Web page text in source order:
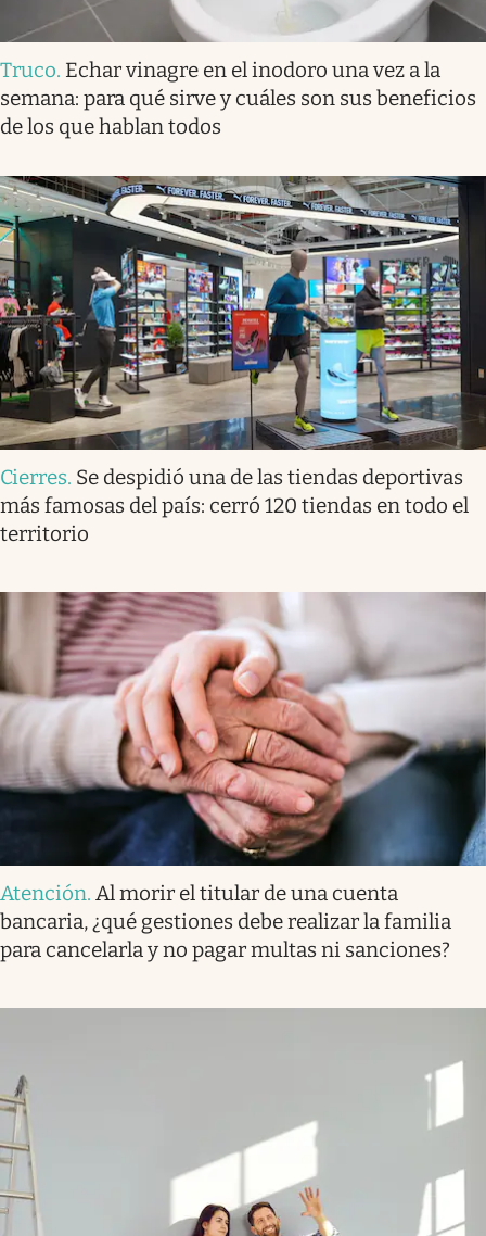
Truco. Echar vinagre en el inodoro una vez a la
semana: para qué sirve y cuáles son sus beneficios
de los que hablan todos
Cierres. Se despidió una de las tiendas deportivas
más famosas del país: cerró 120 tiendas en todo el
territorio
Atención. Al morir el titular de una cuenta
bancaria, ¿qué gestiones debe realizar la familia
para cancelarla y no pagar multas ni sanciones?